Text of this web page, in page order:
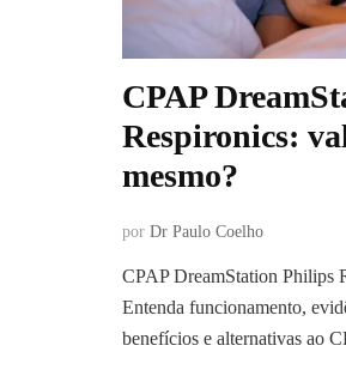
CPAP
Respironics:
mesmo?
por Dr Paulo Coelho
CPAP DreamStation Philips
Entenda funcionamento,
benefícios e alternativas ao